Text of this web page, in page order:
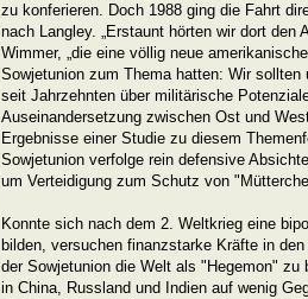
zu konferieren. Doch 1988 ging die Fahrt
nach Langley. „Erstaunt hörten wir dort den
Wimmer, „die eine völlig neue
Sowjetunion zum Thema hatten: Wir
seit Jahrzehnten über militärische
Auseinandersetzung zwischen Ost und
Ergebnisse einer Studie zu diesem
Sowjetunion verfolge rein defensive
um Verteidigung zum Schutz von
Konnte sich nach dem 2. Weltkrieg eine
bilden, versuchen finanzstarke Kräfte in
der Sowjetunion die Welt als "Hegemon" zu
in China, Russland und Indien auf wenig